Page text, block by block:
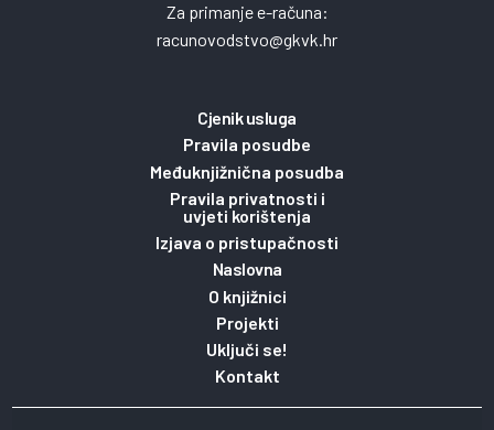
Za primanje e-računa:
racunovodstvo@gkvk.hr
Cjenik usluga
Pravila posudbe
Međuknjižnična posudba
Pravila privatnosti i
uvjeti korištenja
Izjava o pristupačnosti
Naslovna
O knjižnici
Projekti
Uključi se!
Kontakt